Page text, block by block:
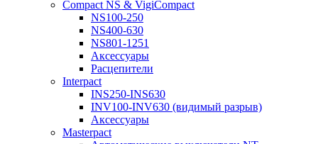
Compact NS & VigiCompact
NS100-250
NS400-630
NS801-1251
Аксессуары
Расцепители
Interpact
INS250-INS630
INV100-INV630 (видимый разрыв)
Аксессуары
Masterpact